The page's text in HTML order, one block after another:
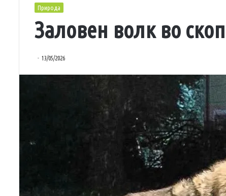
Природа
Заловен волк во
13/05/2026